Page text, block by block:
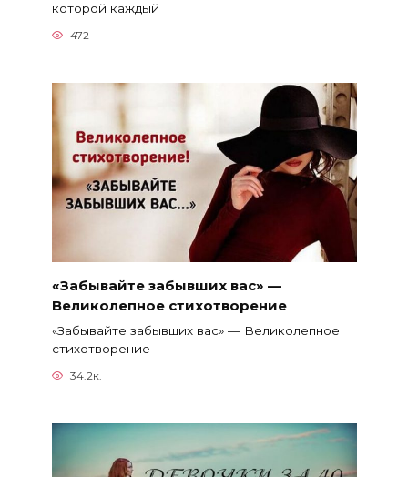
которой каждый
472
«Забывайте забывших вас» —
Великолепное стихотворение
«Забывайте забывших вас» — Великолепное
стихотворение
34.2к.